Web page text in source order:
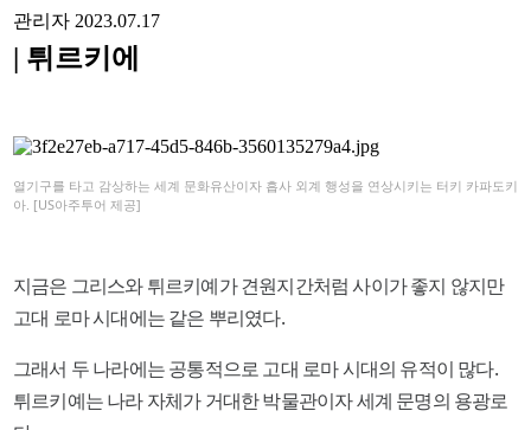
관리자 2023.07.17
| 튀르키에
열기구를 타고 감상하는 세계 문화유산이자 흡사 외계 행성을 연상시키는 터키 카파도키
아. [US아주투어 제공]
지금은 그리스와 튀르키예가 견원지간처럼 사이가 좋지 않지만
고대 로마 시대에는 같은 뿌리였다.
그래서 두 나라에는 공통적으로 고대 로마 시대의 유적이 많다.
튀르키예는 나라 자체가 거대한 박물관이자 세계 문명의 용광로